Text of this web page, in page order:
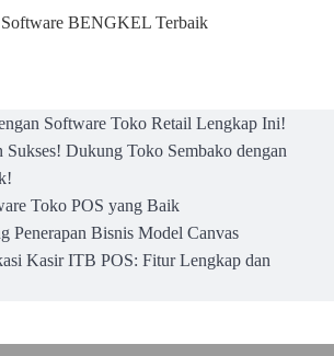
BENGKEL Terbaik
Software Toko Retail Lengkap Ini!
Sukses! Dukung Toko Sembako dengan
Toko POS yang Baik
Penerapan Bisnis Model Canvas
Kasir ITB POS: Fitur Lengkap dan